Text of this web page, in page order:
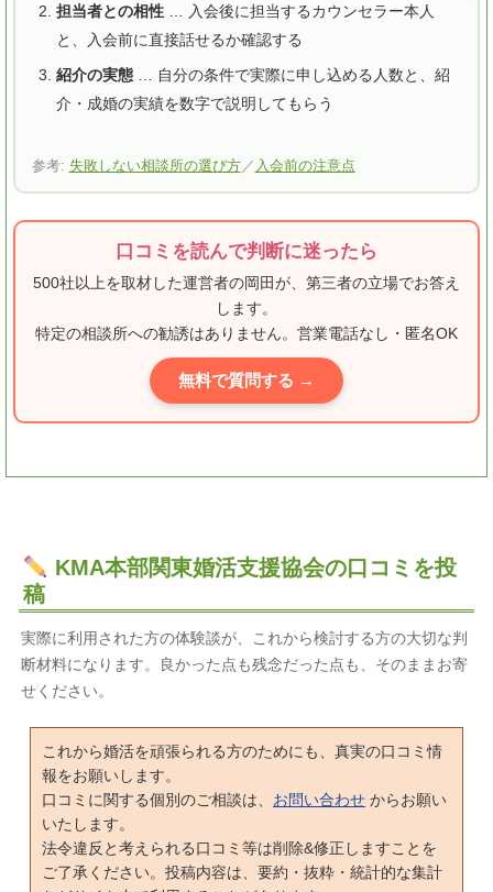
担当者との相性… 入会後に担当するカウンセラー本人
と、入会前に直接話せるか確認する
紹介の実態… 自分の条件で実際に申し込める人数と、紹
介・成婚の実績を数字で説明してもらう
参考: 失敗しない相談所の選び方／ 入会前の注意点
口コミを読んで判断に迷ったら
500社以上を取材した運営者の岡田が、第三者の立場でお答え
します。
特定の相談所への勧誘はありません。営業電話なし・匿名OK
無料で質問する →
KMA本部関東婚活支援協会の口コミを投
稿
実際に利用された方の体験談が、これから検討する方の大切な判
断材料になります。良かった点も残念だった点も、そのままお寄
せください。
これから婚活を頑張られる方のためにも、真実の口コミ情
報をお願いします。
口コミに関する個別のご相談は、 お問い合わせ からお願い
いたします。
法令違反と考えられる口コミ等は削除&修正しますことを
ご了承ください。投稿内容は、要約・抜粋・統計的な集計